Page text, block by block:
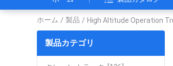
ホーム / 製品 / High Altitude Operation
製品カテゴリ